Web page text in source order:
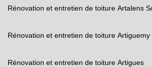
Rénovation et entretien de toiture Artalens
Rénovation et entretien de toiture Artiguemy
Rénovation et entretien de toiture Artigues